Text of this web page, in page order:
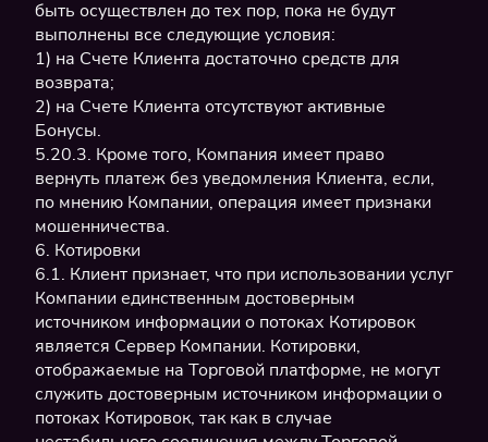
быть осуществлен до тех пор, пока не будут
выполнены все следующие условия:
1) на Счете Клиента достаточно средств для
возврата;
2) на Счете Клиента отсутствуют активные
Бонусы.
5.20.3. Кроме того, Компания имеет право
вернуть платеж без уведомления Клиента, если,
по мнению Компании, операция имеет признаки
мошенничества.
6. Котировки
6.1. Клиент признает, что при использовании услуг
Компании единственным достоверным
источником информации о потоках Котировок
является Сервер Компании. Котировки,
отображаемые на Торговой платформе, не могут
служить достоверным источником информации о
потоках Котировок, так как в случае